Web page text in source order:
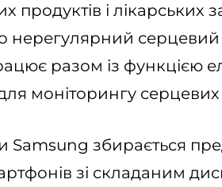
продуктів і лікарських
нерегулярний серцевий
разом із функцією
моніторингу серцевих
Samsung збирається
зі складаним